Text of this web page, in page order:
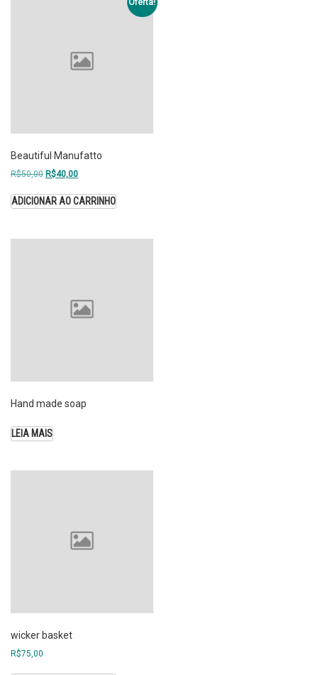
Oferta!
Beautiful Manufatto
R$50,00 R$40,00
ADICIONAR AO CARRINHO
Hand made soap
LEIA MAIS
wicker basket
R$75,00